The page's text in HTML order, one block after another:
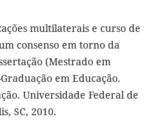
multilaterais e curso de
consenso em torno da
(Mestrado em
em Educação.
Universidade Federal de
SC, 2010.